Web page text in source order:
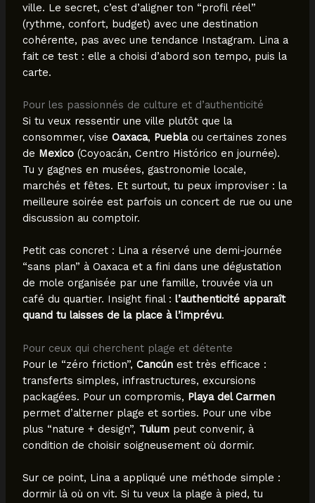
ville. Le secret, c’est d’aligner ton “profil réel”
(rythme, confort, budget) avec une destination
cohérente, pas avec une tendance Instagram. Lina a
fait ce test : elle a choisi d’abord son tempo, puis la
carte.
Pour les passionnés de culture et d’authenticité
Si tu veux ressentir une ville plutôt que la
consommer, vise Oaxaca, Pueblaou certaines zones
de Mexico(Coyoacán, Centro Histórico en journée).
Tu y gagnes en musées, gastronomie locale,
marchés et fêtes. Et surtout, tu peux improviser : la
meilleure soirée est parfois un concert de rue ou une
discussion au comptoir.
Petit cas concret : Lina a réservé une demi-journée
“sans plan” à Oaxaca et a fini dans une dégustation
de mole organisée par une famille, trouvée via un
café du quartier. Insight final : l’authenticité apparaît
quand tu laisses de la place à l’imprévu.
Pour ceux qui cherchent plage et détente
Pour le “zéro friction”, Cancúnest très efficace :
transferts simples, infrastructures, excursions
packagées. Pour un compromis, Playa del Carmen
permet d’alterner plage et sorties. Pour une vibe
plus “nature + design”, Tulumpeut convenir, à
condition de choisir soigneusement où dormir.
Sur ce point, Lina a appliqué une méthode simple :
dormir là où on vit. Si tu veux la plage à pied, tu